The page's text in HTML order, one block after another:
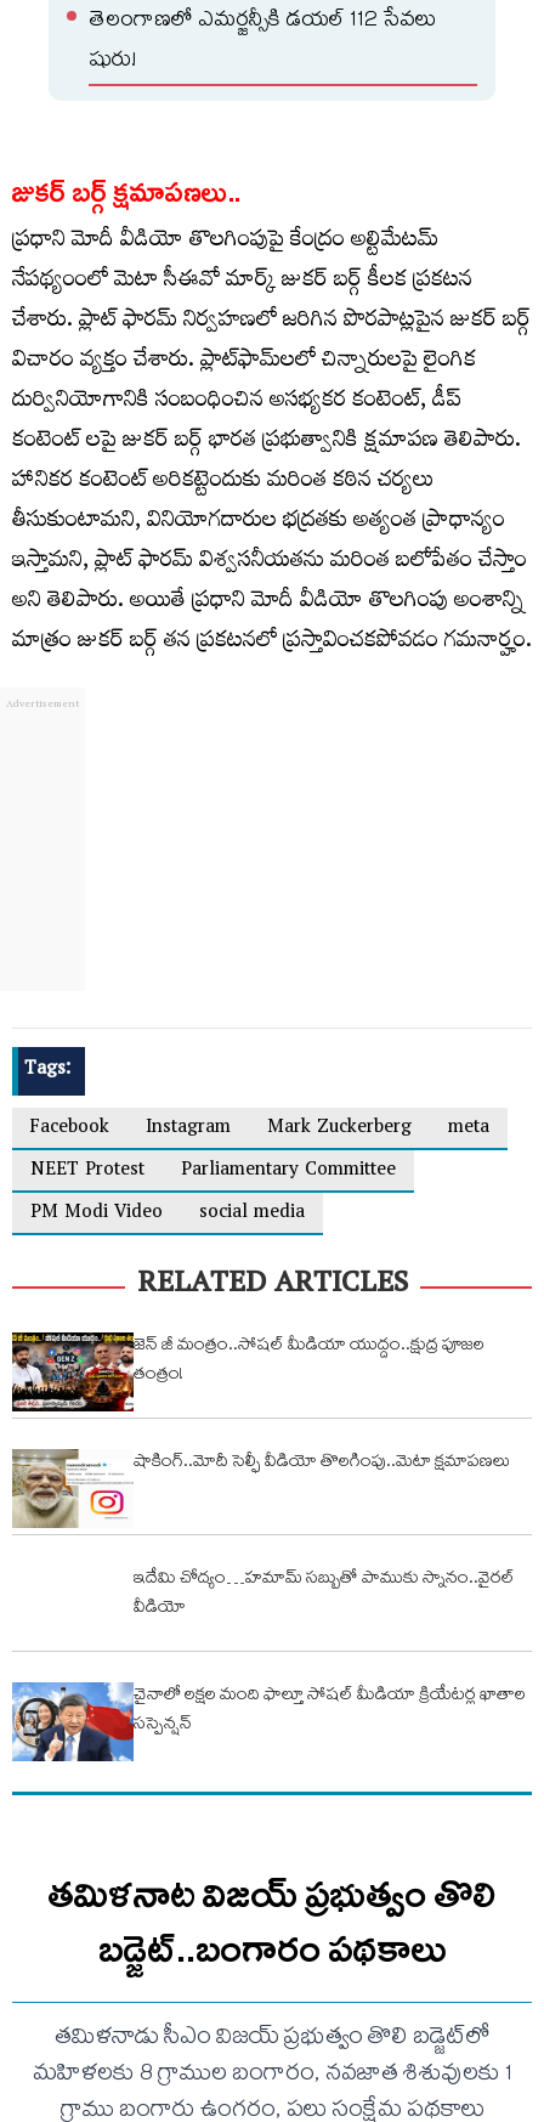
తెలంగాణలో ఎమర్జన్సీకి డయల్ 112 సేవలు
షురు!
జుకర్ బర్గ్ క్షమాపణలు..
ప్రధాని మోదీ వీడియో తొలగింపుపై కేంద్రం అల్టిమేటమ్
నేపథ్యంంలో మెటా సీఈవో మార్క్ జుకర్ బర్గ్ కీలక ప్రకటన
చేశారు. ప్లాట్ ఫారమ్ నిర్వహణలో జరిగిన పొరపాట్లపైన జుకర్ బర్గ్
విచారం వ్యక్తం చేశారు. ప్లాట్‌ఫామ్‌లలో చిన్నారులపై లైంగిక
దుర్వినియోగానికి సంబంధించిన అసభ్యకర కంటెంట్, డీప్
కంటెంట్ లపై జుకర్ బర్గ్ భారత ప్రభుత్వానికి క్షమాపణ తెలిపారు.
హానికర కంటెంట్ అరికట్టెందుకు మరింత కఠిన చర్యలు
తీసుకుంటామని, వినియోగదారుల భద్రతకు అత్యంత ప్రాధాన్యం
ఇస్తామని, ప్లాట్ ఫారమ్ విశ్వసనీయతను మరింత బలోపేతం చేస్తాం
అని తెలిపారు. అయితే ప్రధాని మోదీ వీడియో తొలగింపు అంశాన్ని
మాత్రం జుకర్ బర్గ్ తన ప్రకటనలో ప్రస్తావించకపోవడం గమనార్హం.
Tags:
Facebook
Instagram Mark Zuckerberg
meta
NEET Protest
Parliamentary Committee
PM Modi Video
social media
RELATED ARTICLES
జెన్ జీ మంత్రం..సోషల్ మీడియా యుద్దం..క్షుద్ర పూజల
తంత్రం!
షాకింగ్..మోదీ సెల్ఫీ వీడియో తొలగింపు..మెటా క్షమాపణలు
ఇదేమి చోద్యం…హమామ్ సబ్బుతో పాముకు స్నానం..వైరల్
వీడియో
చైనాలో లక్షల మంది ఫాల్తూ సోషల్ మీడియా క్రియేటర్ల ఖాతాల
సస్పెన్షన్‌
తమిళనాట విజయ్ ప్రభుత్వం తొలి
బడ్జెట్‌..బంగారం పథకాలు
తమిళనాడు సీఎం విజయ్ ప్రభుత్వం తొలి బడ్జెట్‌లో
మహిళలకు 8 గ్రాముల బంగారం, నవజాత శిశువులకు 1
గ్రాము బంగారు ఉంగరం, పలు సంక్షేమ పథకాలు